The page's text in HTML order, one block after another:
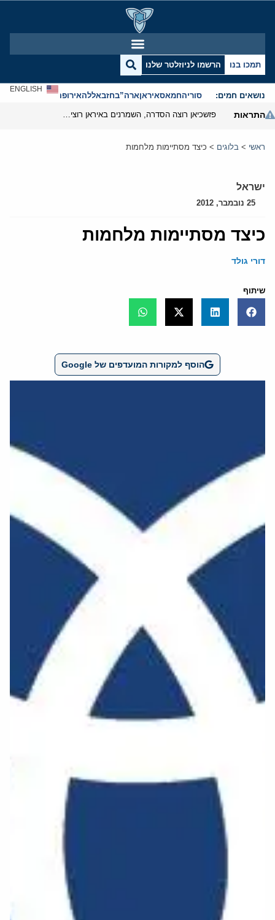
תמכו בנו הרשמו לניוזלטר שלנו
נושאים חמים: סוריהחמאסאיראןארה”בחזבאללהאירופהאנטישמיות
ENGLISH
התראות
ראשי > בלוגים > כיצד מסתיימות מלחמות
ישראל
25 נובמבר, 2012
כיצד מסתיימות מלחמות
דורי גולד
שיתוף
הוסף למקורות המועדפים של Google